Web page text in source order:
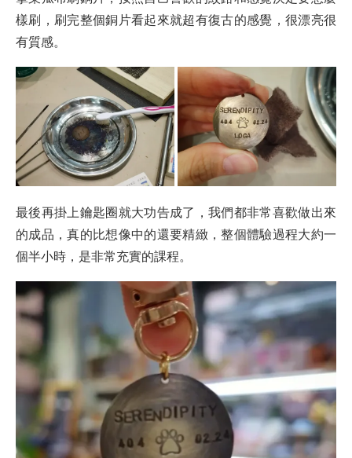
樣刷，刷完整個銅片看起來就超有復古的感覺，很漂亮很
有質感。
最後再掛上鑰匙圈就大功告成了，我們都非常喜歡做出來
的成品，真的比想像中的還要精緻，整個體驗過程大約一
個半小時，是非常充實的課程。